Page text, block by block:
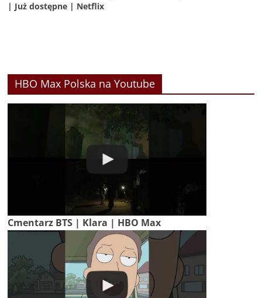
| Już dostępne | Netflix
HBO Max Polska na Youtube
Cmentarz BTS | Klara | HBO Max